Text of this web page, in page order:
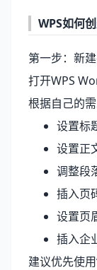
WPS如何
第一步：新
打开WPS
根据自己的
设置标
设置正
调整段
插入页
设置页
插入企
建议优先使